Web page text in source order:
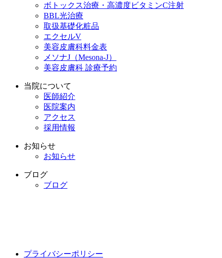
ボトックス治療・高濃度ビタミンC注射
BBL光治療
取扱基礎化粧品
エクセルV
美容皮膚科料金表
メソナJ（Mesona-J）
美容皮膚科 診療予約
当院について
医師紹介
医院案内
アクセス
採用情報
お知らせ
お知らせ
ブログ
ブログ
プライバシーポリシー